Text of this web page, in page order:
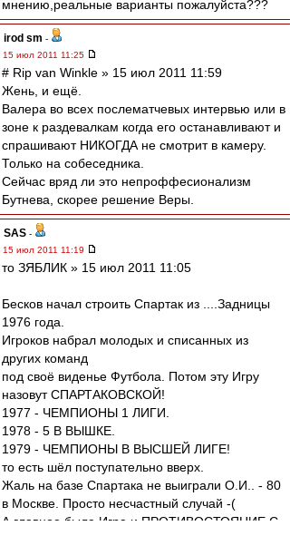
мнению,реальные варианты пожалуйста???
irod sm -
15 июл 2011 11:25
# Rip van Winkle » 15 июл 2011 11:59
Жень, и ещё.
Валера во всех послематчевых интервью или в
зоне к раздевалкам когда его останавливают и
спрашивают НИКОГДА не смотрит в камеру.
Только на собеседника.
Сейчас вряд ли это непроффесионализм
Бутнева, скорее решение Веры.
SAS -
15 июл 2011 11:19
то ЗЯБЛИК » 15 июл 2011 11:05
Бесков начал строить Спартак из ....Задницы
1976 года.
Игроков набрал молодых и списанных из
других команд
под своё виденье Футбола. Потом эту Игру
назовут СПАРТАКОВСКОЙ!
1977 - ЧЕМПИОНЫ 1 ЛИГИ.
1978 - 5 В ВЫШКЕ.
1979 - ЧЕМПИОНЫ В ВЫСШЕЙ ЛИГЕ!
то есть шёл поступательно вверх.
Жаль на базе Спартака не выиграли О.И.. - 80
в Москве. Просто несчастный случай -(
А главное была Игра и ПРОТИВОСТОЯНИЕ С